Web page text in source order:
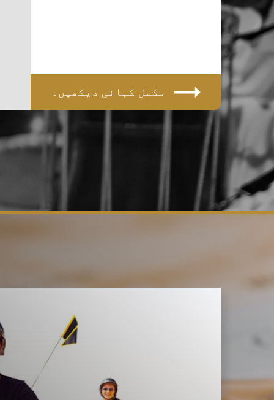
مکمل کہانی دیکھیں۔